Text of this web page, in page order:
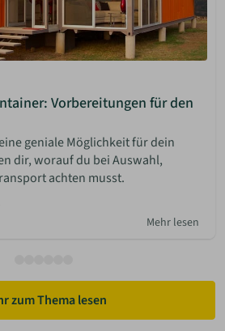
Vorbereitungen für den
geniale Möglichkeit für dein
dir, worauf du bei Auswahl,
achten musst.
Mehr lesen
zum Thema lesen